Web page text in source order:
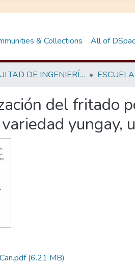
& Collections All of
FACULTAD DE INGENIERÍA QUÍMICA Y METALURGIA
del fritado
yungay,
(6.21 MB)